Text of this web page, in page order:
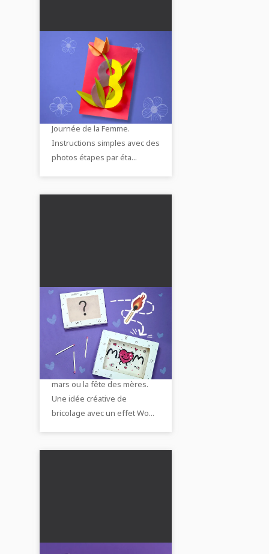
DIY carte 3D pour le 8
mars : carte de fleurs
unique pour maman
pour la Journée de la
Femme
Crée une jolie carte 3D avec
un « 8 » coloré et des fleurs
comme cadeau pour la
Journée de la Femme.
Instructions simples avec des
photos étapes par éta...
DIY Carte de feu
magique : cadeau
surprenant pour le 8
mars ou cadeau pour la
fête des mères
Fabrique une carte surprise
magique pour maman avec
un effet de feu pour le 8
mars ou la fête des mères.
Une idée créative de
bricolage avec un effet Wo...